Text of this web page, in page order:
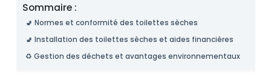
Sommaire :
🚽 Normes et conformité des toilettes sèches
🚽 Installation des toilettes sèches et aides financières
♻️ Gestion des déchets et avantages environnementaux